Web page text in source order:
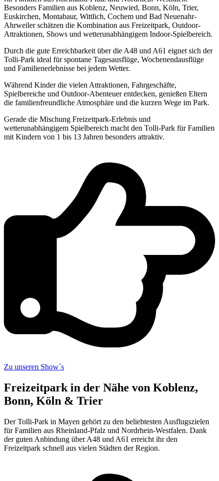
Besonders Familien aus Koblenz, Neuwied, Bonn, Köln, Trier,
Euskirchen, Montabaur, Wittlich, Cochem und Bad Neuenahr-
Ahrweiler schätzen die Kombination aus Freizeitpark, Outdoor-
Attraktionen, Shows und wetterunabhängigem Indoor-Spielbereich.
Durch die gute Erreichbarkeit über die A48 und A61 eignet sich der
Tolli-Park ideal für spontane Tagesausflüge, Wochenendausflüge
und Familienerlebnisse bei jedem Wetter.
Während Kinder die vielen Attraktionen, Fahrgeschäfte,
Spielbereiche und Outdoor-Abenteuer entdecken, genießen Eltern
die familienfreundliche Atmosphäre und die kurzen Wege im Park.
Gerade die Mischung Freizeitpark-Erlebnis und
wetterunabhängigem Spielbereich macht den Tolli-Park für Familien
mit Kindern von 1 bis 13 Jahren besonders attraktiv.
Zu unseren Show´s
Freizeitpark in der Nähe von Koblenz,
Bonn, Köln & Trier
Der Tolli-Park in Mayen gehört zu den beliebtesten Ausflugszielen
für Familien aus Rheinland-Pfalz und Nordrhein-Westfalen. Dank
der guten Anbindung über A48 und A61 erreicht ihr den
Freizeitpark schnell aus vielen Städten der Region.